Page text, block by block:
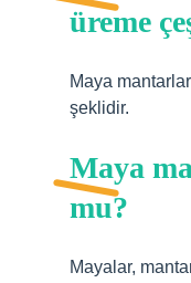
üreme
Maya
şeklidir.
Maya
mu?
Mayalar,